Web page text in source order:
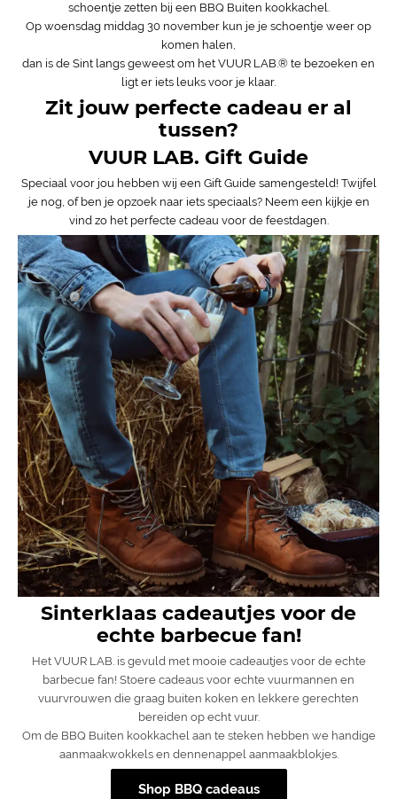
schoentje zetten bij een BBQ Buiten kookkachel.
Op woensdag middag 30 november kun je je schoentje weer op
komen halen,
dan is de Sint langs geweest om het VUUR LAB.® te bezoeken en
ligt er iets leuks voor je klaar.
Zit jouw perfecte cadeau er al
tussen?
VUUR LAB. Gift Guide
Speciaal voor jou hebben wij een Gift Guide samengesteld! Twijfel
je nog, of ben je opzoek naar iets speciaals? Neem een kijkje en
vind zo het perfecte cadeau voor de feestdagen.
Sinterklaas cadeautjes voor de
echte barbecue fan!
Het VUUR LAB. is gevuld met mooie cadeautjes voor de echte
barbecue fan! Stoere cadeaus voor echte vuurmannen en
vuurvrouwen die graag buiten koken en lekkere gerechten
bereiden op echt vuur.
Om de BBQ Buiten kookkachel aan te steken hebben we handige
aanmaakwokkels en dennenappel aanmaakblokjes.
Shop BBQ cadeaus